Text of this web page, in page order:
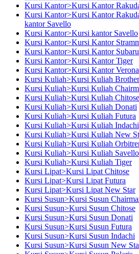
Kursi Kantor>Kursi Kantor
Kursi Kantor>Kursi Kantor
kantor Savello
Kursi Kantor>Kursi kantor Savello
Kursi Kantor>Kursi Kantor
Kursi Kantor>Kursi Kantor Subaru
Kursi Kantor>Kursi Kantor Tiger
Kursi Kantor>Kursi Kantor Verona
Kursi Kuliah>Kursi Kuliah Brother
Kursi Kuliah>Kursi Kuliah
Kursi Kuliah>Kursi Kuliah Chitose
Kursi Kuliah>Kursi Kuliah Donati
Kursi Kuliah>Kursi Kuliah Futura
Kursi Kuliah>Kursi Kuliah Indachi
Kursi Kuliah>Kursi Kuliah New
Kursi Kuliah>Kursi Kuliah
Kursi Kuliah>Kursi Kuliah Savello
Kursi Kuliah>Kursi Kuliah Tiger
Kursi Lipat>Kursi Lipat Chitose
Kursi Lipat>Kursi Lipat Futura
Kursi Lipat>Kursi Lipat New Star
Kursi Susun>Kursi Susun
Kursi Susun>Kursi Susun Chitose
Kursi Susun>Kursi Susun Donati
Kursi Susun>Kursi Susun Futura
Kursi Susun>Kursi Susun Indachi
Kursi Susun>Kursi Susun New